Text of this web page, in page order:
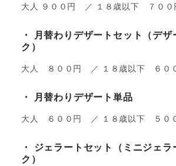
大人 ９００円 ／ １８歳以下 ７００
・ 月替わりデザートセット（デ
ク）
大人 ８００円 ／ １８歳以下 ６０
・ 月替わりデザート単品
大人 ６００円 ／ １８歳以下 ５０
・ ジェラートセット（ミニジェ
ク）